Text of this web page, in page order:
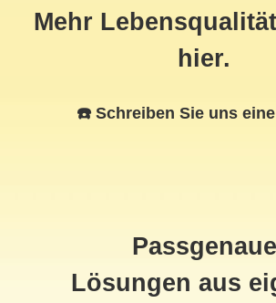
Mehr
hier.
☎️ Schreiben Sie uns
Passgenaue
Lösungen aus